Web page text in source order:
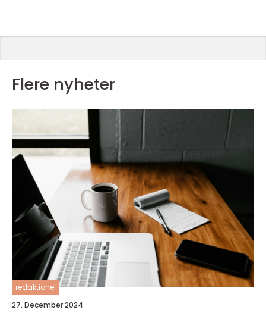
Flere nyheter
redaktionel
27. December 2024